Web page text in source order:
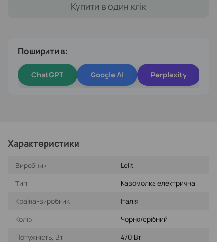
Купити в один клік
Поширити в:
ChatGPT Google AI Perplexity
Характеристики
Виробник
Lelit
Тип
Кавомолка електрична
Країна-виробник
Італія
Колір
Чорно/срібний
Потужність, Вт
470 Вт